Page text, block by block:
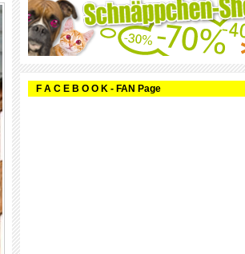
F A C E B O O K - FAN Page